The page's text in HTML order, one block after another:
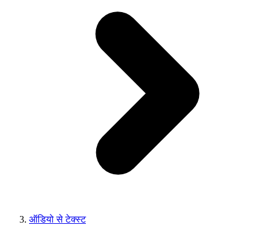
ऑडियो से टेक्स्ट